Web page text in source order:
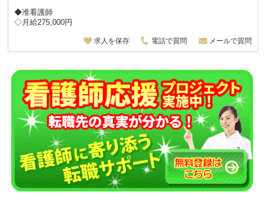
◆准看護師
◇月給275,000円
求人を保存 電話で質問 メールで質問